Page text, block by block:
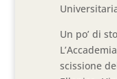
Un po’ di
scissione